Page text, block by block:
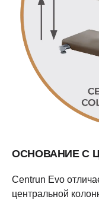
ОСНОВАНИЕ С
Centrun Evo
центральной